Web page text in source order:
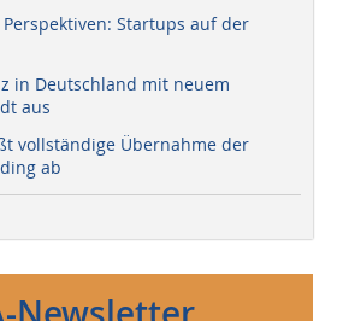
Startups auf der
in Deutschland mit neuem
aus
vollständige Übernahme der
ab